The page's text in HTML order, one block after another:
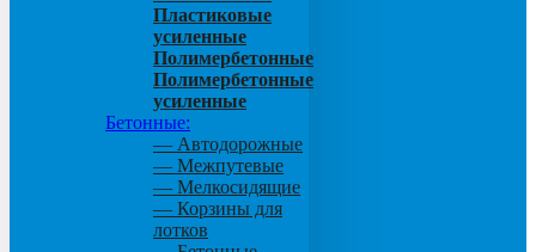
Пластиковые
усиленные
Полимербетонные
Полимербетонные
усиленные
Бетонные:
— Автодорожные
— Межпутевые
— Мелкосидящие
— Корзины для
лотков